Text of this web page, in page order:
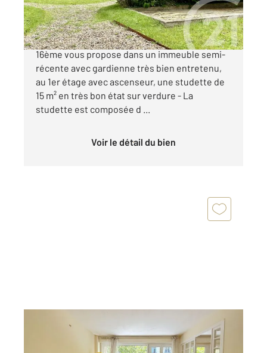
AUTEUIL - Votre agence Century 21 Via Conseil
16ème vous propose dans un immeuble semi-
récente avec gardienne très bien entretenu,
au 1er étage avec ascenseur, une studette de
15 m² en très bon état sur verdure - La
studette est composée d ...
Voir le détail du bien
PARIS 75016
, 3 pièces